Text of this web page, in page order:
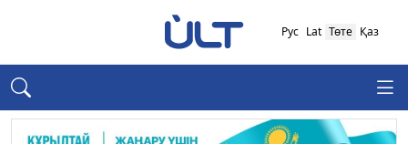
Қаз
Төте
Lat
Рус